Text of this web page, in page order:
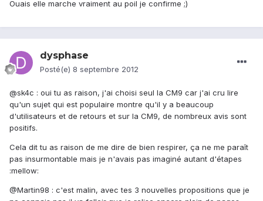
Ouais elle marche vraiment au poil je confirme ;)
dysphase
Posté(e) 8 septembre 2012
@sk4c : oui tu as raison, j'ai choisi seul la CM9 car j'ai cru lire
qu'un sujet qui est populaire montre qu'il y a beaucoup
d'utilisateurs et de retours et sur la CM9, de nombreux avis sont
positifs.
Cela dit tu as raison de me dire de bien respirer, ça ne me paraît
pas insurmontable mais je n'avais pas imaginé autant d'étapes
:mellow:
@Martin98 : c'est malin, avec tes 3 nouvelles propositions que je